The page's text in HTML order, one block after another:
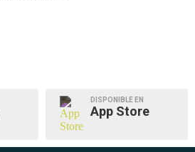
DISPONIBLE EN
App Store